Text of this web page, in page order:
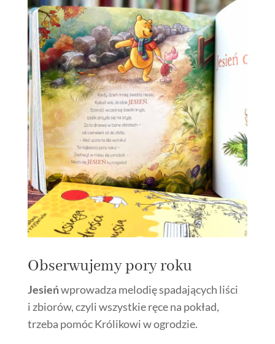
Obserwujemy pory roku
Jesieńwprowadza melodię spadających liści
i zbiorów, czyli wszystkie ręce na pokład,
trzeba pomóc Królikowi w ogrodzie.